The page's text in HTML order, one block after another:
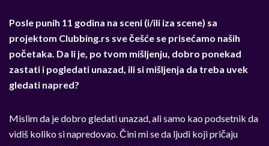
Posle punih 11 godina na sceni (i/ili iza scene) sa
projektom Clubbing.rs sve češće se prisećamo naših
početaka. Da li je, po tvom mišljenju, dobro ponekad
zastati i pogledati unazad, ili si mišljenja da treba uvek
gledati napred?
Mislim da je dobro gledati unazad, ali samo kao podsetnik da
vidiš koliko si napredovao. Čini mi se da ljudi koji pričaju